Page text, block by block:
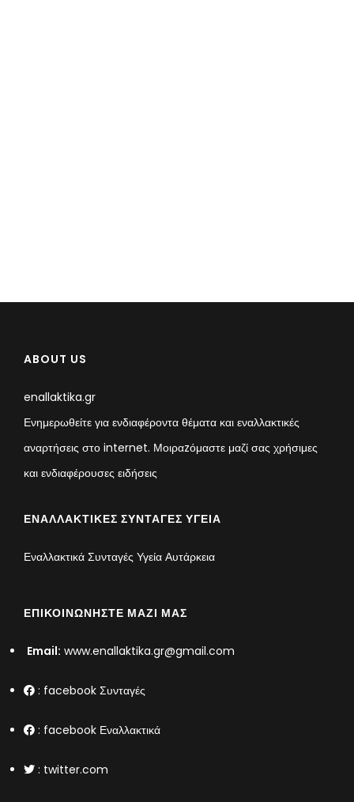
ABOUT US
enallaktika.gr
Ενημερωθείτε για ενδιαφέροντα θέματα και εναλλακτικές
αναρτήσεις στο internet. Μοιραzόμαστε μαζί σας χρήσιμες
και ενδιαφέρουσες ειδήσεις
ΕΝΑΛΛΑΚΤΙΚΈΣ ΣΥΝΤΑΓΈΣ ΥΓΕΊΑ
Εναλλακτικά Συνταγές Υγεία Αυτάρκεια
ΕΠΙΚΟΙΝΩΝΉΣΤΕ ΜΑΖΊ ΜΑΣ
Email: www.enallaktika.gr@gmail.com
: facebook Συνταγές
: facebook Εναλλακτικά
: twitter.com